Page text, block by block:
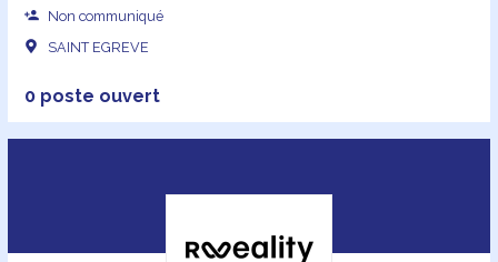
Non communiqué
SAINT EGREVE
0 poste ouvert